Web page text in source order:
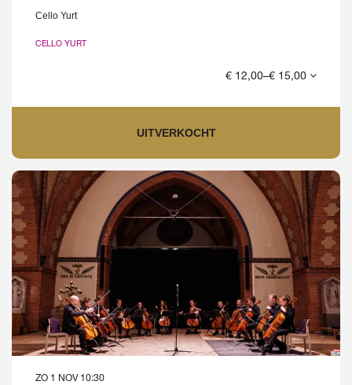
Cello Yurt
CELLO YURT
€ 12,00–€ 15,00
UITVERKOCHT
ZO 1 NOV 10:30